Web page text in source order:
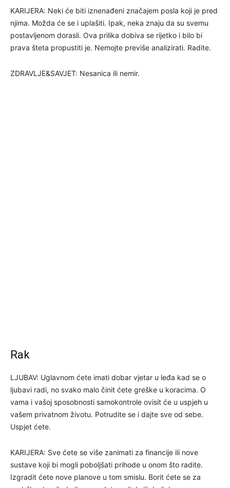
KARIJERA: Neki će biti iznenađeni značajem posla koji je pred
njima. Možda će se i uplašiti. Ipak, neka znaju da su svemu
postavljenom dorasli. Ova prilika dobiva se rijetko i bilo bi
prava šteta propustiti je. Nemojte previše analizirati. Radite.
ZDRAVLJE&SAVJET: Nesanica ili nemir.
Rak
LJUBAV: Uglavnom ćete imati dobar vjetar u leđa kad se o
ljubavi radi, no svako malo činit ćete greške u koracima. O
vama i vašoj sposobnosti samokontrole ovisit će u uspjeh u
vašem privatnom životu. Potrudite se i dajte sve od sebe.
Uspjet ćete.
KARIJERA: Sve ćete se više zanimati za financije ili nove
sustave koji bi mogli poboljšati prihode u onom što radite.
Izgradit ćete nove planove u tom smislu. Borit ćete se za